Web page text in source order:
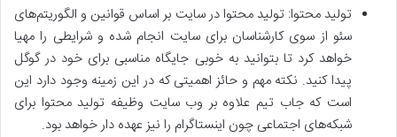
تولید محتوا: تولید محتوا در سایت بر اساس قوانین و الگوریتم‌های
سئو از سوی کارشناسان برای سایت انجام شده و شرایطی را مهیا
خواهد کرد تا بتوانید به خوبی جایگاه مناسبی برای خود در گوگل
پیدا کنید. نکته مهم و حائز اهمیتی که در این زمینه وجود دارد این
است که جاب تیم علاوه بر وب سایت وظیفه تولید محتوا برای
شبکه‌های اجتماعی چون اینستاگرام را نیز عهده دار خواهد بود.